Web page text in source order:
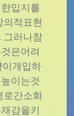
입지를
적표현
그러나참
은어려
개입하
이는것
로간소화
감을키